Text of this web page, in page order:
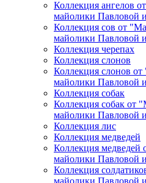
Коллекция ангелов
майолики Павловой
Коллекция сов от
майолики Павловой
Коллекция черепах
Коллекция слонов
Коллекция слонов от
майолики Павловой
Коллекция собак
Коллекция собак от
майолики Павловой
Коллекция лис
Коллекция медведей
Коллекция медведей
майолики Павловой
Коллекция
майолики Павловой